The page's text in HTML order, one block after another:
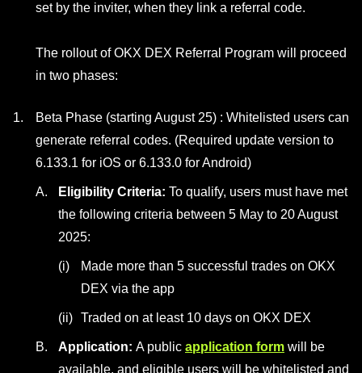
set by the inviter, when they link a referral code.
The rollout of OKX DEX Referral Program will proceed
in two phases:
Beta Phase (starting August 25) : Whitelisted users can
generate referral codes. (Required update version to
6.133.1 for iOS or 6.133.0 for Android)
Eligibility Criteria: To qualify, users must have met
the following criteria between 5 May to 20 August
2025:
Made more than 5 successful trades on OKX
DEX via the app
Traded on at least 10 days on OKX DEX
Application: A public application form will be
available, and eligible users will be whitelisted and